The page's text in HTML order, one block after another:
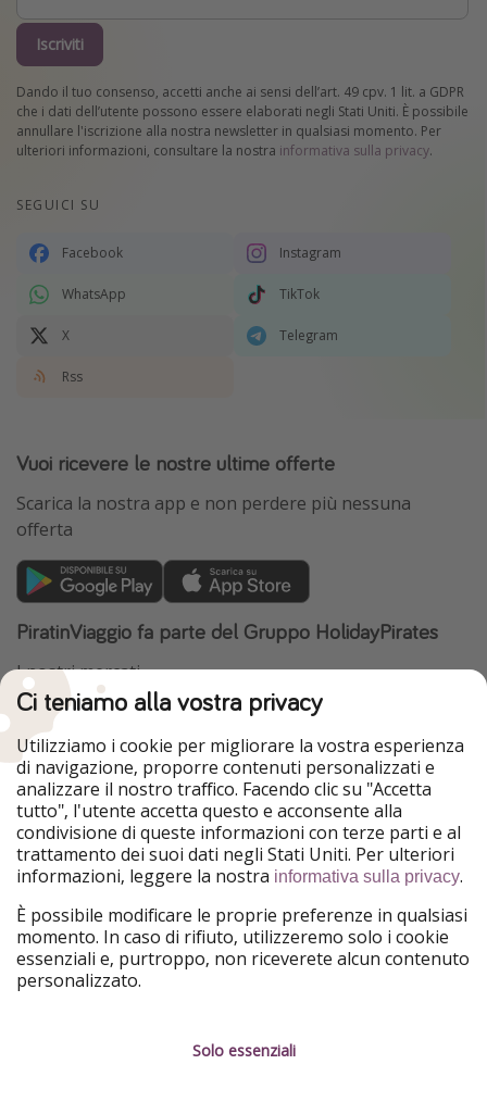
Iscriviti
Dando il tuo consenso, accetti anche ai sensi dell’art. 49 cpv. 1 lit. a GDPR
che i dati dell’utente possono essere elaborati negli Stati Uniti. È possibile
annullare l'iscrizione alla nostra newsletter in qualsiasi momento. Per
ulteriori informazioni, consultare la nostra informativa sulla privacy.
SEGUICI SU
Facebook Instagram
WhatsApp TikTok
X Telegram
Rss
Vuoi ricevere le nostre ultime offerte
Scarica la nostra app e non perdere più nessuna
offerta
PiratinViaggio fa parte del Gruppo HolidayPirates
I nostri mercati
HolidayPirates
VakantiePiraten
WakacyjniPiraci
Ferienpiraten
Urlaubspiraten
Urlaubspiraten
ViajerosPiratas
TravelPirates
Il nostro gruppo
HolidayPirates Group
Conoscici meglio
Chi siamo
Lavora con noi
Informazioni legali
Termini d' Uso
Ci teniamo alla vostra privacy
Utilizziamo i cookie per migliorare la vostra esperienza
di navigazione, proporre contenuti personalizzati e
analizzare il nostro traffico. Facendo clic su "Accetta
tutto", l'utente accetta questo e acconsente alla
condivisione di queste informazioni con terze parti e al
trattamento dei suoi dati negli Stati Uniti. Per ulteriori
informazioni, leggere la nostra informativa sulla privacy.
È possibile modificare le proprie preferenze in qualsiasi
momento. In caso di rifiuto, utilizzeremo solo i cookie
essenziali e, purtroppo, non riceverete alcun contenuto
personalizzato.
Solo essenziali